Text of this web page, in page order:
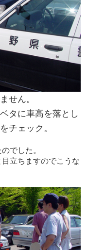
せん。
タに車高を落とし
チェック。
でした。
立ちますのでこうな